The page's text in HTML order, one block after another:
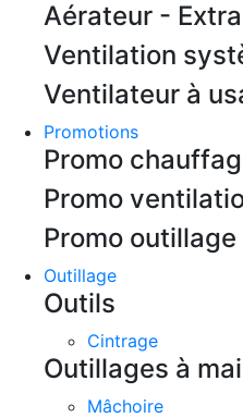
Aérateur -
Ventilation
Ventilateur à
Promotions
Promo
Promo
Promo outillage
Outillage
Outils
Cintrage
Outillages à
Mâchoire